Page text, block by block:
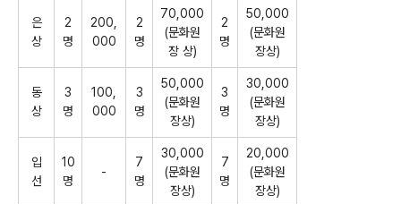
은
상
2
명
200,
000
2
명
70,000
(문화원
장 상)
2
명
50,000
(문화원
장상)
동
상
3
명
100,
000
3
명
50,000
(문화원
장상)
3
명
30,000
(문화원
장상)
입
선
10
명
-
7
명
30,000
(문화원
장상)
7
명
20,000
(문화원
장상)